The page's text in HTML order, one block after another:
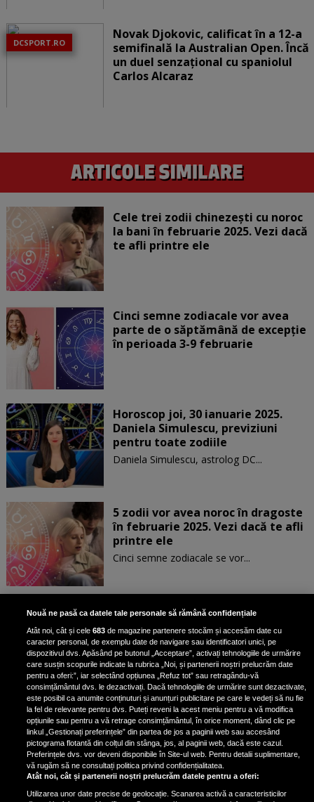
DCSPORT.RO
Novak Djokovic, calificat în a 12-a
semifinală la Australian Open. Încă
un duel senzațional cu spaniolul
Carlos Alcaraz
Cele trei zodii chinezești cu noroc
la bani în februarie 2025. Vezi dacă
te afli printre ele
Cinci semne zodiacale vor avea
parte de o săptămână de excepție
în perioada 3-9 februarie
Horoscop joi, 30 ianuarie 2025.
Daniela Simulescu, previziuni
pentru toate zodiile
Daniela Simulescu, astrolog DC...
5 zodii vor avea noroc în dragoste
în februarie 2025. Vezi dacă te afli
printre ele
Cinci semne zodiacale se vor...
Patru zodii primesc un mesaj
special de la Univers pe 30
ianuarie. Vezi dacă te afli printre
ele
3 zodii ale căror dorințe devin
realitate pe 29 ianuarie 2025. Vezi
dacă te afli printre cei norocoși
Nouă ne pasă ca datele tale personale să rămână confidențiale
Atât noi, cât și cele683 de magazine partenere stocăm și accesăm date cu
caracter personal, de exemplu date de navigare sau identificatori unici, pe
dispozitivul dvs. Apăsând pe butonul „Acceptare”, activați tehnologiile de urmărire
care susțin scopurile indicate la rubrica „Noi, și partenerii noștri prelucrăm date
pentru a oferi:”, iar selectând opțiunea „Refuz tot” sau retragându-vă
consimțământul dvs. le dezactivați. Dacă tehnologiile de urmărire sunt dezactivate,
este posibil ca anumite conținuturi și anunțuri publicitare pe care le vedeți să nu fie
la fel de relevante pentru dvs. Puteți reveni la acest meniu pentru a vă modifica
opțiunile sau pentru a vă retrage consimțământul, în orice moment, dând clic pe
linkul „Gestionați preferințele” din partea de jos a paginii web sau accesând
pictograma flotantă din colțul din stânga, jos, al paginii web, dacă este cazul.
Preferințele dvs. vor deveni disponibile în Site-ul web. Pentru detalii suplimentare,
vă rugăm să ne consultați politica privind confidențialitatea.
Atât noi, cât și partenerii noștri prelucrăm datele pentru a oferi:
Utilizarea unor date precise de geolocație. Scanarea activă a caracteristicilor